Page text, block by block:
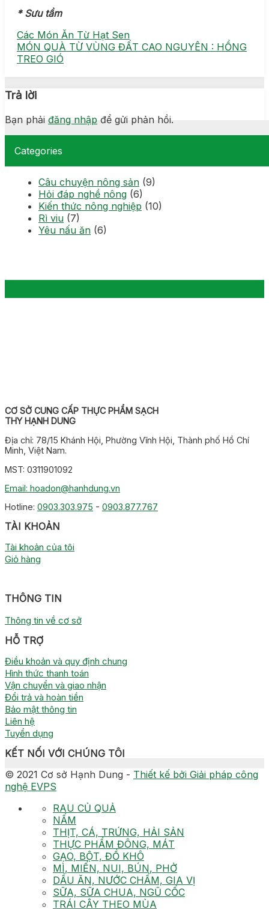
* Sưu tầm
Các Món Ăn Từ Hạt Sen
MÓN QUÀ TỪ VÙNG ĐẤT CAO NGUYÊN : HỒNG
TREO GIÓ
Trả lời
Bạn phải đăng nhập để gửi phản hồi.
Categories
Câu chuyện nông sản (9)
Hỏi đáp nghề nông (6)
Kiến thức nông nghiệp (10)
Rì viu (7)
Yêu nấu ăn (6)
CƠ SỞ CUNG CẤP THỰC PHẨM SẠCH
THY HẠNH DUNG
Địa chỉ: 78/15 Khánh Hội, Phường Vĩnh Hội, Thành phố Hồ Chí
Minh, Việt Nam.
MST: 0311901092
Email: hoadon@hanhdung.vn
Hotline: 0903.303.975 - 0903.877.767
TÀI KHOẢN
Tài khoản của tôi
Giỏ hàng
THÔNG TIN
Thông tin về cơ sở
HỖ TRỢ
Điều khoản và quy định chung
Hình thức thanh toán
Vận chuyển và giao nhận
Đổi trả và hoàn tiền
Bảo mật thông tin
Liên hệ
Tuyển dụng
KẾT NỐI VỚI CHÚNG TÔI
© 2021 Cơ sở Hạnh Dung - Thiết kế bởi Giải pháp công
nghệ EVPS
RAU CỦ QUẢ
NẤM
THỊT, CÁ, TRỨNG, HẢI SẢN
THỰC PHẨM ĐÔNG, MÁT
GẠO, BỘT, ĐỒ KHÔ
MÌ, MIẾN, NUI, BÚN, PHỞ
DẦU ĂN, NƯỚC CHẤM, GIA VỊ
SỮA, SỮA CHUA, NGŨ CỐC
TRÁI CÂY THEO MÙA